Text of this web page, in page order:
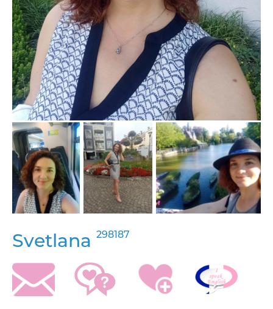
Svetlana 298187